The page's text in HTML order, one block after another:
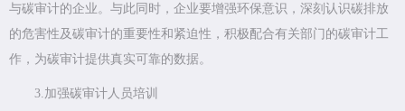
与碳审计的企业。与此同时，企业要增强环保意识，深刻认识碳排放
的危害性及碳审计的重要性和紧迫性，积极配合有关部门的碳审计工
作，为碳审计提供真实可靠的数据。
3.加强碳审计人员培训